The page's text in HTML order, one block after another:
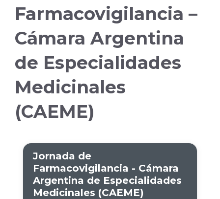
Farmacovigilancia –
Cámara Argentina
de Especialidades
Medicinales
(CAEME)
Jornada de
Farmacovigilancia - Cámara
Argentina de Especialidades
Medicinales (CAEME)